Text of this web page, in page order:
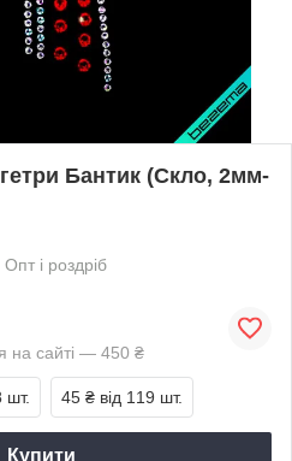
Бантик (Скло, 2мм-
Опт і роздріб
на сайті — 450 ₴
шт. 45 ₴ від 119 шт.
Купити